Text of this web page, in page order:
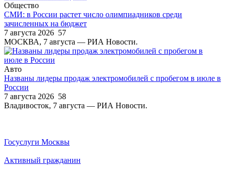
Общество
СМИ: в России растет число олимпиадников среди
зачисленных на бюджет
7 августа 2026 57
МОСКВА, 7 августа — РИА Новости.
Авто
Названы лидеры продаж электромобилей с пробегом в июле в
России
7 августа 2026 58
Владивосток, 7 августа — РИА Новости.
Госуслуги Москвы
Активный гражданин